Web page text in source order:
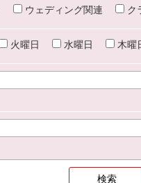
ウェディング関連 ク
火曜日 水曜日 木曜